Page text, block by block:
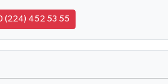
(224) 452 53 55